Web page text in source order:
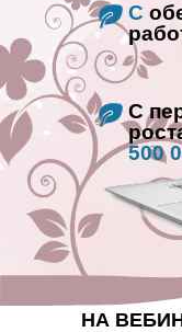
С
С
500
НА